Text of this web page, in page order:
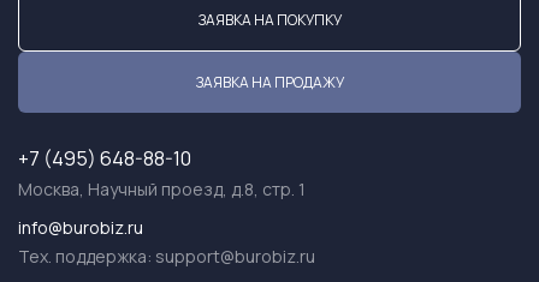
ЗАЯВКА НА ПОКУПКУ
ЗАЯВКА НА ПРОДАЖУ
+7 (495) 648-88-10
Москва, Научный проезд, д.8, стр. 1
info@burobiz.ru
Тех. поддержка: support@burobiz.ru